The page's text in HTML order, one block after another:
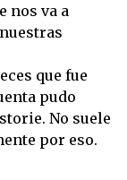
nos va a
que fue
pudo
No suele
por eso.